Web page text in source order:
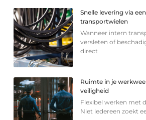
Snelle levering via
transportwielen
Wanneer intern
versleten of
direct
Ruimte in je
veiligheid
Flexibel werken met
Niet iedereen zoekt